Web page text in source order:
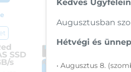
SSD
s KOSÁRBA
240GB Crucial
6GB/s
Kedves
Augusztusban
Hétvégi és
• Augusztus 8.